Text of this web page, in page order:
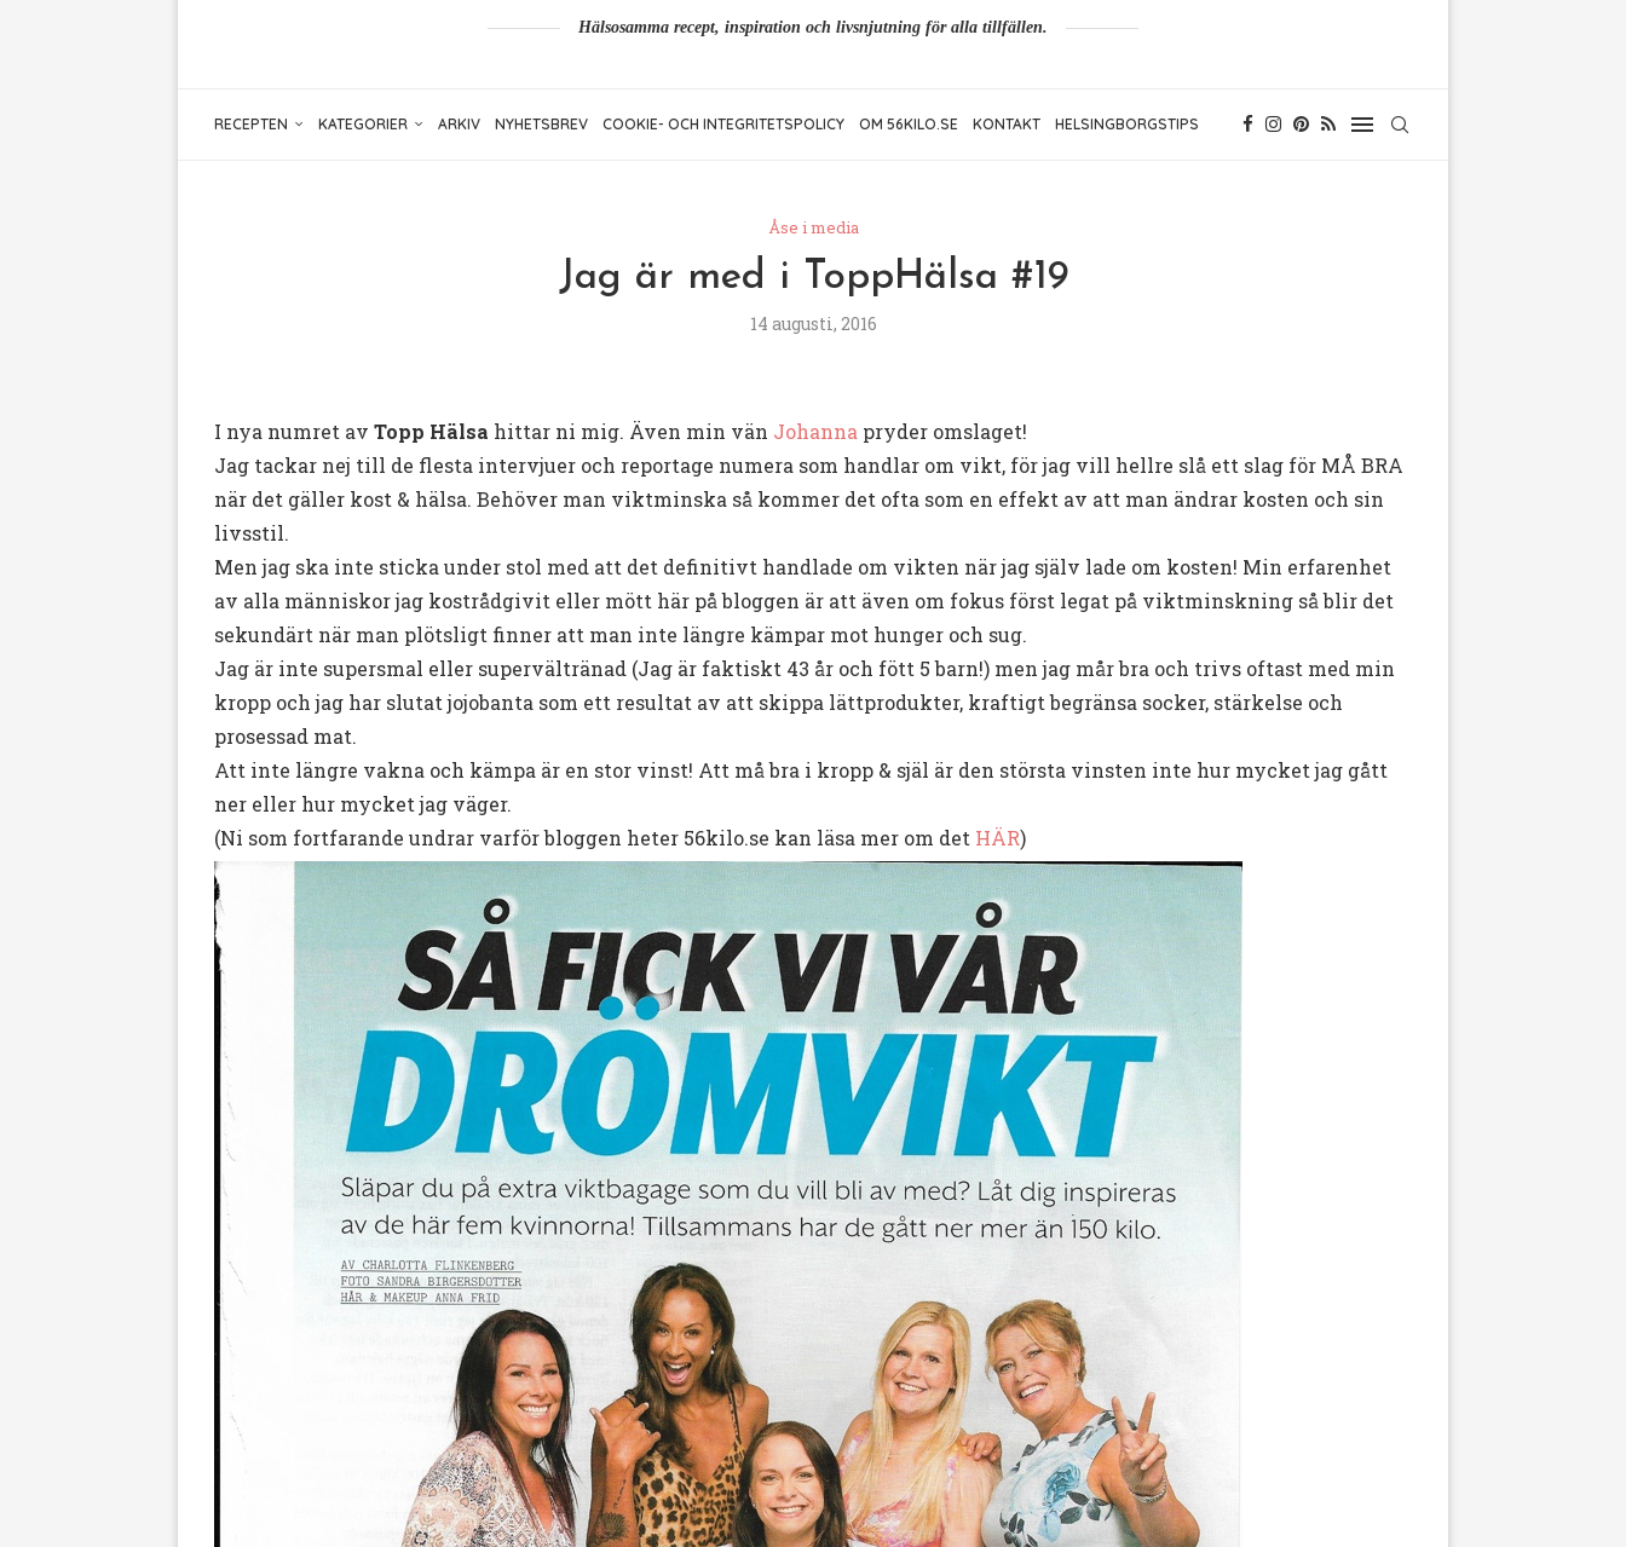
Hälsosamma recept, inspiration och livsnjutning för alla tillfällen.
RECEPTEN KATEGORIER ARKIV NYHETSBREV COOKIE- OCH INTEGRITETSPOLICY OM 56KILO.SE KONTAKT HELSINGBORGSTIPS
Åse i media
Jag är med i ToppHälsa #19
14 augusti, 2016
I nya numret av Topp Hälsa hittar ni mig. Även min vän Johanna pryder omslaget!
Jag tackar nej till de flesta intervjuer och reportage numera som handlar om vikt, för jag vill hellre slå ett slag för MÅ BRA
när det gäller kost & hälsa. Behöver man viktminska så kommer det ofta som en effekt av att man ändrar kosten och sin
livsstil.
Men jag ska inte sticka under stol med att det definitivt handlade om vikten när jag själv lade om kosten! Min erfarenhet
av alla människor jag kostrådgivit eller mött här på bloggen är att även om fokus först legat på viktminskning så blir det
sekundärt när man plötsligt finner att man inte längre kämpar mot hunger och sug.
Jag är inte supersmal eller supervältränad (Jag är faktiskt 43 år och fött 5 barn!) men jag mår bra och trivs oftast med min
kropp och jag har slutat jojobanta som ett resultat av att skippa lättprodukter, kraftigt begränsa socker, stärkelse och
prosessad mat.
Att inte längre vakna och kämpa är en stor vinst! Att må bra i kropp & själ är den största vinsten inte hur mycket jag gått
ner eller hur mycket jag väger.
(Ni som fortfarande undrar varför bloggen heter 56kilo.se kan läsa mer om det HÄR)